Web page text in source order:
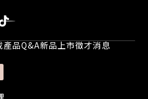
產品Q&A新品上市徵才消息